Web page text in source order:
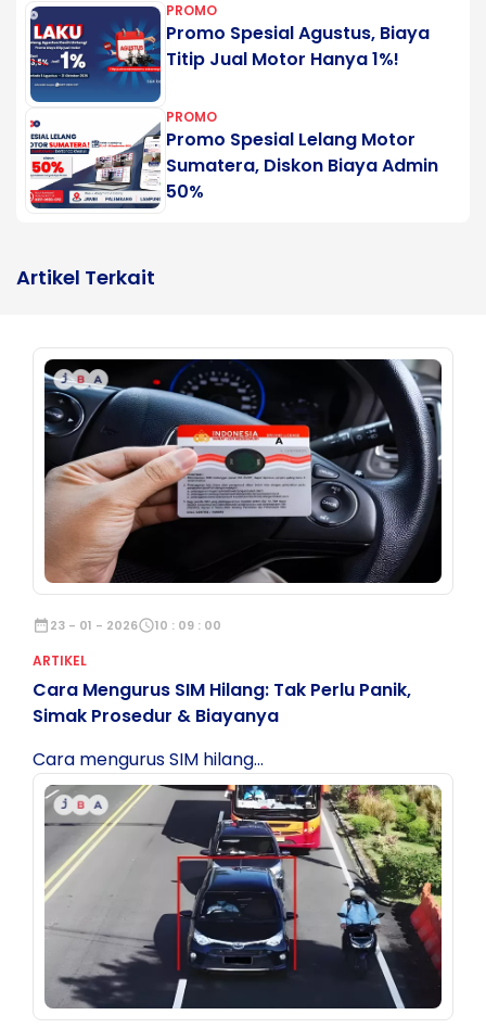
PROMO
Promo Spesial Agustus, Biaya
Titip Jual Motor Hanya 1%!
PROMO
Promo Spesial Lelang Motor
Sumatera, Diskon Biaya Admin
50%
Artikel Terkait
date_range23 - 01 - 2026schedule10 : 09 : 00
ARTIKEL
Cara Mengurus SIM Hilang: Tak Perlu Panik,
Simak Prosedur & Biayanya
Cara mengurus SIM hilang...